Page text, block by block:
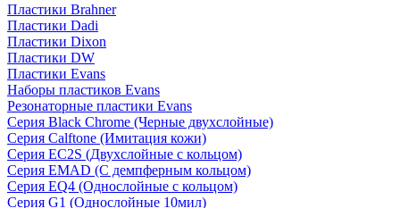
Пластики Brahner
Пластики Dadi
Пластики Dixon
Пластики DW
Пластики Evans
Наборы пластиков Evans
Резонаторные пластики Evans
Серия Black Chrome (Черные двухслойные)
Серия Calftone (Имитация кожи)
Серия EC2S (Двухслойные с кольцом)
Серия EMAD (С демпферным кольцом)
Серия EQ4 (Однослойные с кольцом)
Серия G1 (Однослойные 10мил)